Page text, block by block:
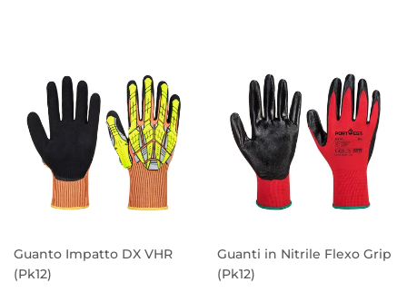
Guanto Impatto DX VHR
(Pk12)
Guanti in Nitrile Flexo Grip
(Pk12)